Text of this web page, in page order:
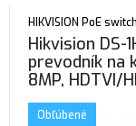
HIKVISION PoE
Hikvision DS-
prevodník na
8MP, HDTVI/
Obľúbené